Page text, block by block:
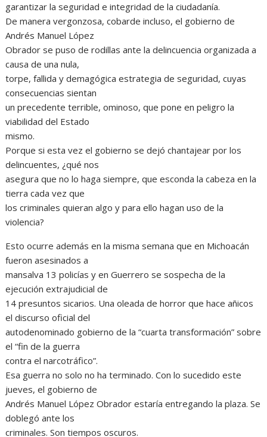
garantizar la seguridad e integridad de la ciudadanía.
De manera vergonzosa, cobarde incluso, el gobierno de
Andrés Manuel López
Obrador se puso de rodillas ante la delincuencia organizada a
causa de una nula,
torpe, fallida y demagógica estrategia de seguridad, cuyas
consecuencias sientan
un precedente terrible, ominoso, que pone en peligro la
viabilidad del Estado
mismo.
Porque si esta vez el gobierno se dejó chantajear por los
delincuentes, ¿qué nos
asegura que no lo haga siempre, que esconda la cabeza en la
tierra cada vez que
los criminales quieran algo y para ello hagan uso de la
violencia?
Esto ocurre además en la misma semana que en Michoacán
fueron asesinados a
mansalva 13 policías y en Guerrero se sospecha de la
ejecución extrajudicial de
14 presuntos sicarios. Una oleada de horror que hace añicos
el discurso oficial del
autodenominado gobierno de la “cuarta transformación” sobre
el “fin de la guerra
contra el narcotráfico”.
Esa guerra no solo no ha terminado. Con lo sucedido este
jueves, el gobierno de
Andrés Manuel López Obrador estaría entregando la plaza. Se
doblegó ante los
criminales. Son tiempos oscuros.